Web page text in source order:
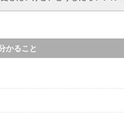
かること